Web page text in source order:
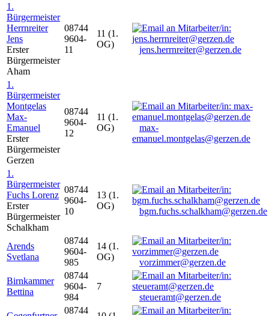
1.
Bürgermeister
Herrnreiter
Jens
Erster
Bürgermeister
Aham
08744
9604-
11
11 (1.
OG)
jens.herrnreiter@gerzen.de
1.
Bürgermeister
Montgelas
Max-
Emanuel
Erster
Bürgermeister
Gerzen
08744
9604-
12
11 (1.
OG)
max-
emanuel.montgelas@gerzen.de
1.
Bürgermeister
Fuchs Lorenz
Erster
Bürgermeister
Schalkham
08744
9604-
10
13 (1.
OG)
bgm.fuchs.schalkham@gerzen.de
Arends
Svetlana
08744
9604-
985
14 (1.
OG)
vorzimmer@gerzen.de
Birnkammer
Bettina
08744
9604-
984
7
steueramt@gerzen.de
08744